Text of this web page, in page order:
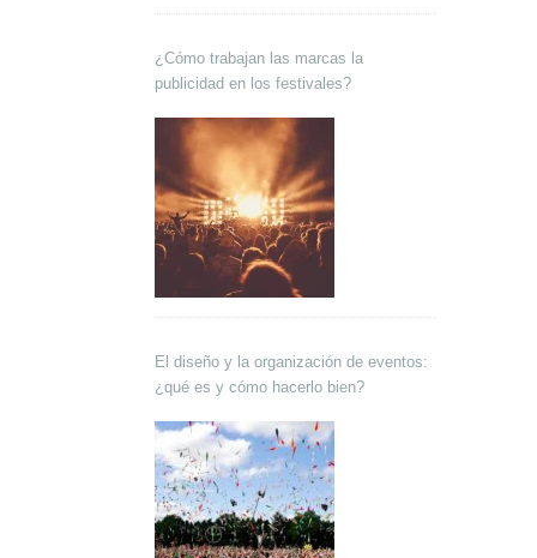
¿Cómo trabajan las marcas la
publicidad en los festivales?
El diseño y la organización de eventos:
¿qué es y cómo hacerlo bien?